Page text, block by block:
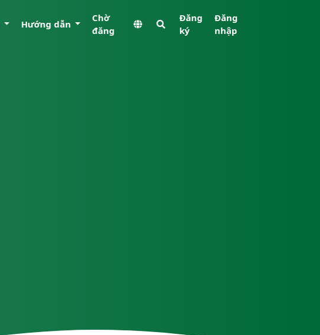
Hướng dẫn
Chờ
đăng
Đăng
ký
Đăng
nhập